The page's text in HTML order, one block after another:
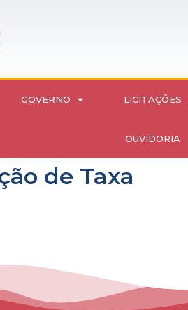
GOVERNO LICITAÇÕES
OUVIDORIA
de Taxa